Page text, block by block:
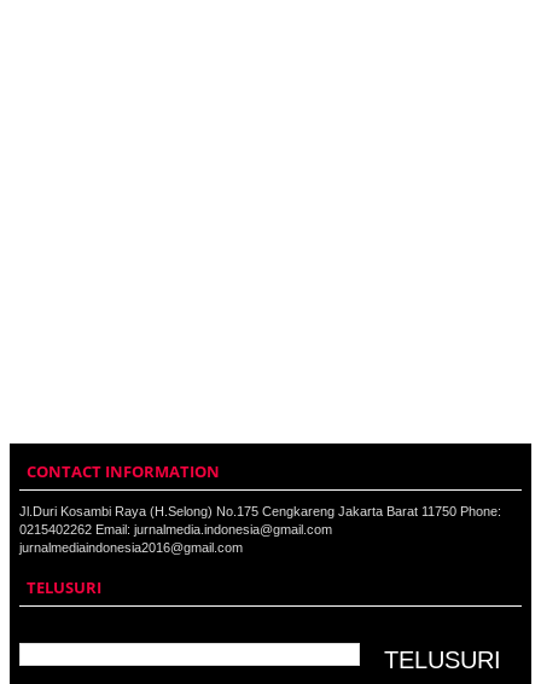
CONTACT INFORMATION
Jl.Duri Kosambi Raya (H.Selong) No.175 Cengkareng Jakarta Barat 11750 Phone:
0215402262 Email: jurnalmedia.indonesia@gmail.com
jurnalmediaindonesia2016@gmail.com
TELUSURI